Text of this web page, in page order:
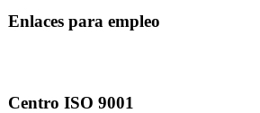
Enlaces para empleo
Centro ISO 9001